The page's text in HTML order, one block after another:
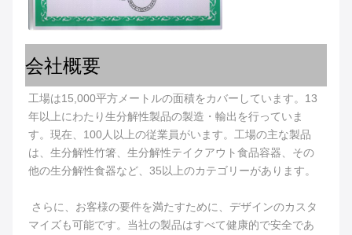
会社概要
工場は15,000平方メートルの面積をカバーしています。13
年以上にわたり生分解性製品の製造・輸出を行っていま
す。現在、100人以上の従業員がいます。工場の主な製品
は、生分解性竹箸、生分解性テイクアウト食品容器、その
他の生分解性食器など、35以上のカテゴリーがあります。
マイズも可能です。当社の製品はすべて健康的で安全であ